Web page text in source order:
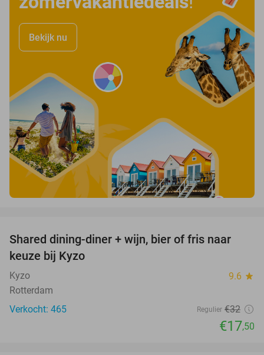
Bekijk nu
45%
Shared dining-diner + wijn, bier of fris naar
keuze bij Kyzo
Kyzo 9.6 star
Rotterdam
Verkocht: 465
Regulier €32
€17,50